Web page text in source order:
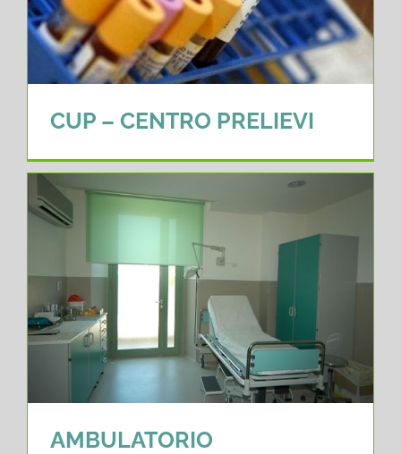
CUP – CENTRO PRELIEVI
AMBULATORIO